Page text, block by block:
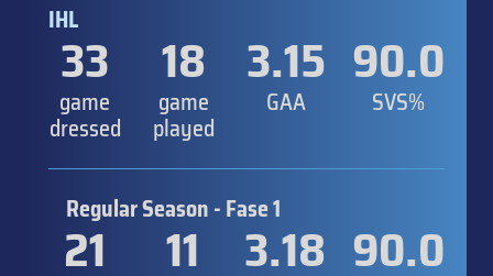
IHL
33
game
dressed
18
game
played
3.15
GAA
90.0
SVS%
Regular Season - Fase 1
21 11 3.18 90.0